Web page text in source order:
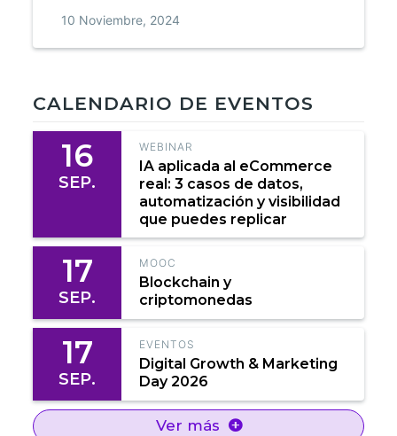
10 Noviembre, 2024
CALENDARIO DE EVENTOS
16
SEP.
WEBINAR
IA aplicada al eCommerce
real: 3 casos de datos,
automatización y visibilidad
que puedes replicar
17
SEP.
MOOC
Blockchain y
criptomonedas
17
SEP.
EVENTOS
Digital Growth & Marketing
Day 2026
Ver más